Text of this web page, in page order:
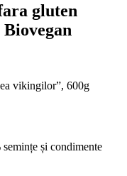
gluten
vikingilor”, 600g
și condimente